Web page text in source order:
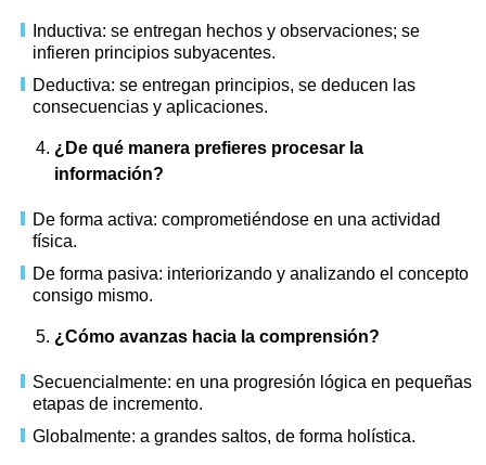
Inductiva: se entregan hechos y observaciones; se
infieren principios subyacentes.
Deductiva: se entregan principios, se deducen las
consecuencias y aplicaciones.
¿De qué manera prefieres procesar la
información?
De forma activa: comprometiéndose en una actividad
física.
De forma pasiva: interiorizando y analizando el concepto
consigo mismo.
¿Cómo avanzas hacia la comprensión?
Secuencialmente: en una progresión lógica en pequeñas
etapas de incremento.
Globalmente: a grandes saltos, de forma holística.